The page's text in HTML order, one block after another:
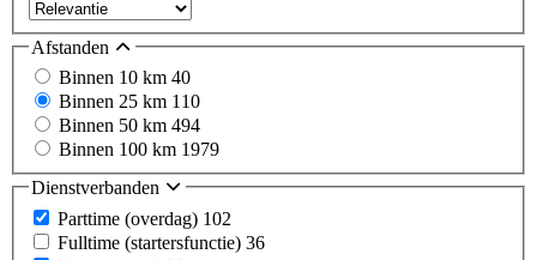
Afstanden
Binnen 10 km 40
Binnen 25 km 110
Binnen 50 km 494
Binnen 100 km 1979
Dienstverbanden
Parttime (overdag) 102
Fulltime (startersfunctie) 36